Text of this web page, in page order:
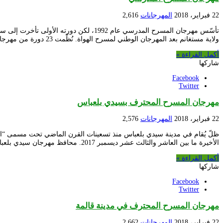
22 فبراير، 2018 المهرجانات 2,616
ولاية مستغانم بعد المهرجان الوطني لمسرح الهواة. نُظّمت 23 دورة من مهرجان المسرح …
أكمل القراءة »
شاركها
Facebook
Twitter
مهرجان المسرح المحترف بسيدي بلعباس
22 فبراير، 2018 المهرجانات 2,576
الأخيرة ما بين العاشر والثالث عشر ديسمبر 2017. محافظ مهرجان سيدي بلعباس هو حسن عسوس.
أكمل القراءة »
شاركها
Facebook
Twitter
مهرجان المسرح المحترف في مدينة قالمة